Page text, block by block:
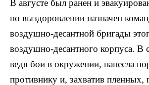
В августе был ранен и
по выздоровлении назначен
воздушно-десантной бригады
воздушно-десантного корпуса. В
ведя бои в окружении, нанесла
противнику и, захватив пленных,